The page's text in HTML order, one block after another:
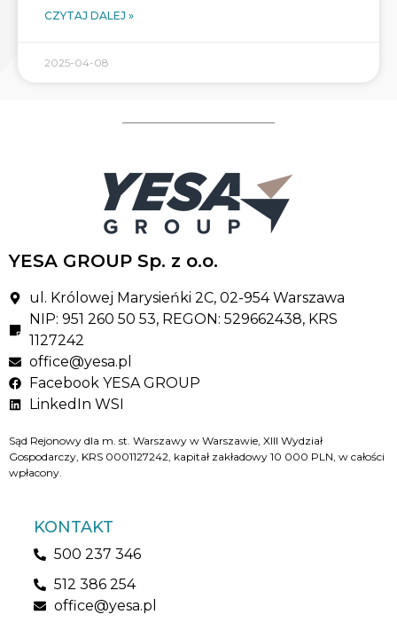
CZYTAJ DALEJ »
2025-04-08
YESA GROUP Sp. z o.o.
ul. Królowej Marysieńki 2C, 02-954 Warszawa
NIP: 951 260 50 53, REGON: 529662438, KRS
1127242
office@yesa.pl
Facebook YESA GROUP
LinkedIn WSI
Sąd Rejonowy dla m. st. Warszawy w Warszawie, XIII Wydział
Gospodarczy, KRS 0001127242, kapitał zakładowy 10 000 PLN, w całości
wpłacony.
KONTAKT
500 237 346
512 386 254
office@yesa.pl